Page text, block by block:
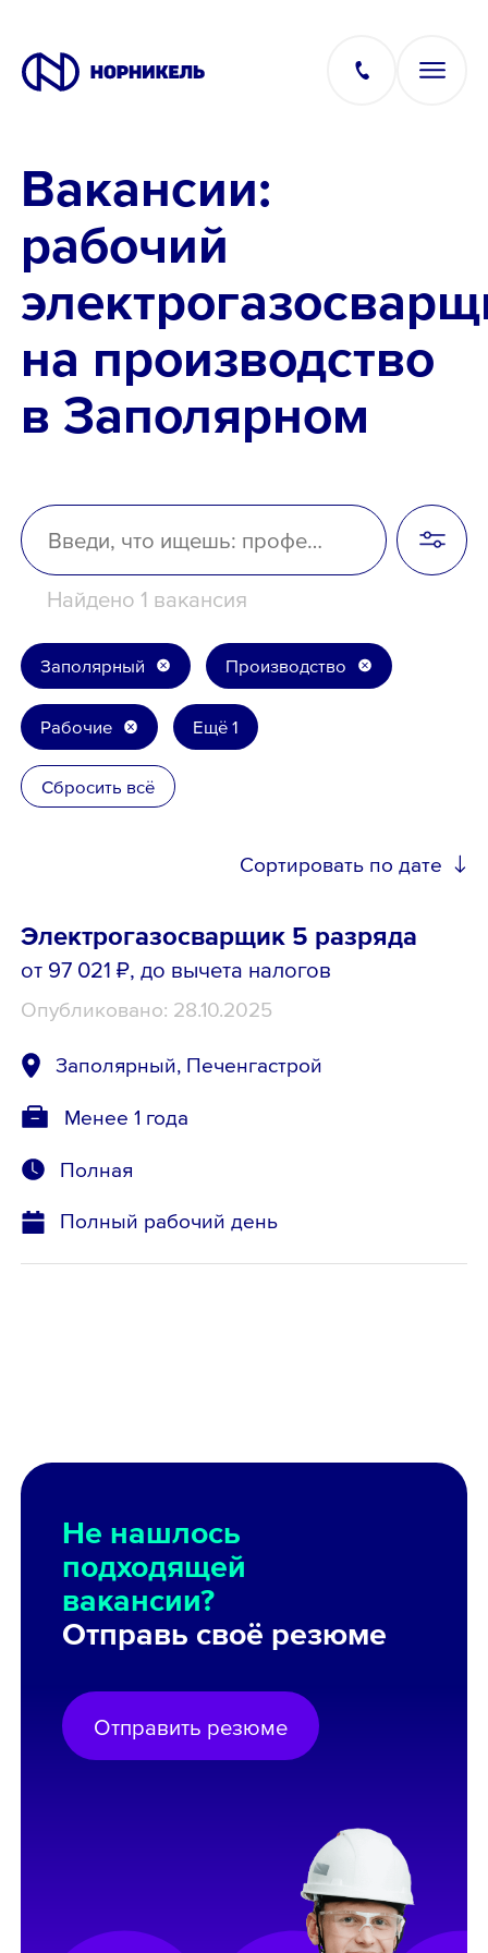
Вакансии
Производство
Офис
IT
Школьникам
Локации
8 800 700-19-43
Вакансии:
рабочий
на производство
в Заполярном
Найдено 1 вакансия
Заполярный Производство
Рабочие Ещё 1
Сбросить всё
Сортировать по дате
Электрогазосварщик 5 разряда
от 97 021 ₽, до вычета налогов
Опубликовано: 28.10.2025
Заполярный, Печенгастрой
Менее 1 года
Полная
Полный рабочий день
Не нашлось
подходящей
вакансии?
Отправь своё резюме
Отправить резюме